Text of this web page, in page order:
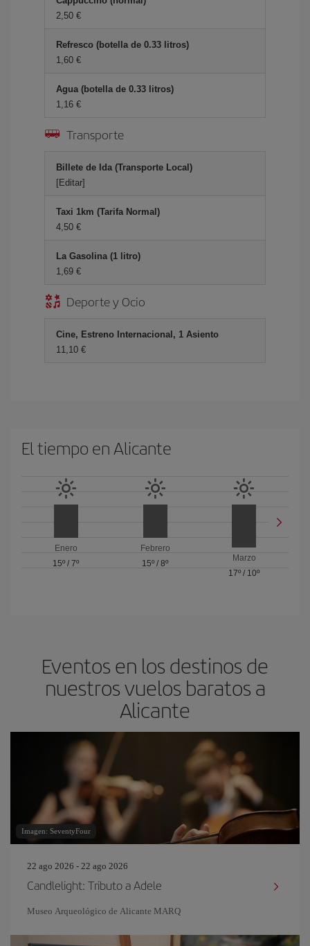
2,50 €
Refresco (botella de 0.33 litros)
1,60 €
Agua (botella de 0.33 litros)
1,16 €
Transporte
Billete de Ida (Transporte Local)
[Editar]
Taxi 1km (Tarifa Normal)
4,50 €
La Gasolina (1 litro)
1,69 €
Deporte y Ocio
Cine, Estreno Internacional, 1 Asiento
11,10 €
El tiempo en Alicante
Enero
15º /7º
Febrero
15º / 8º
Marzo
17º / 10º
Eventos en los destinos de
nuestros vuelos baratos a
Alicante
Imagen: SeventyFour
22 ago 2026 - 22 ago 2026
Candlelight: Tributo a Adele
Museo Arqueológico de Alicante MARQ